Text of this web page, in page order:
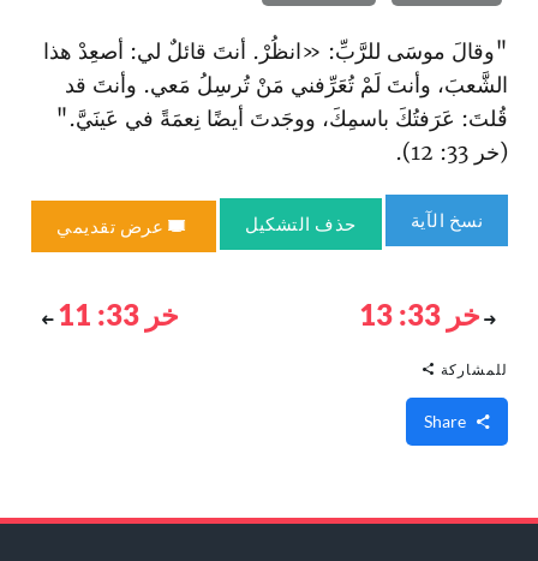
"وقالَ موسَى للرَّبِّ: «انظُرْ. أنتَ قائلٌ لي: أصعِدْ هذا
الشَّعبَ، وأنتَ لَمْ تُعَرِّفني مَنْ تُرسِلُ مَعي. وأنتَ قد
قُلتَ: عَرَفتُكَ باسمِكَ، ووجَدتَ أيضًا نِعمَةً في عَينَيَّ."
(خر 33: 12).
نسخ الآية حذف التشكيل عرض تقديمي
خر 33: 13 خر 33: 11
للمشاركة